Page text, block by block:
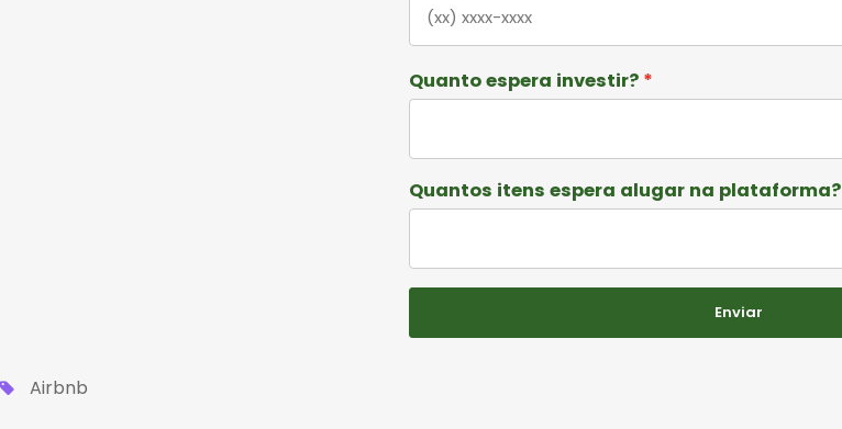
Quanto espera investir?
Quantos itens espera alugar na plataforma?
Enviar
Airbnb